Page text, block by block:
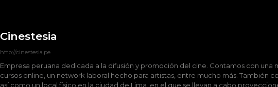
Cinestesia
http://cinestesia.pe
Empresa peruana dedicada a la difusión y promoción del cine. Contamos con
cursos online, un network laboral hecho para artistas, entre mucho más. También
así como un local físico en la ciudad de Lima, en el que se llevan a cabo